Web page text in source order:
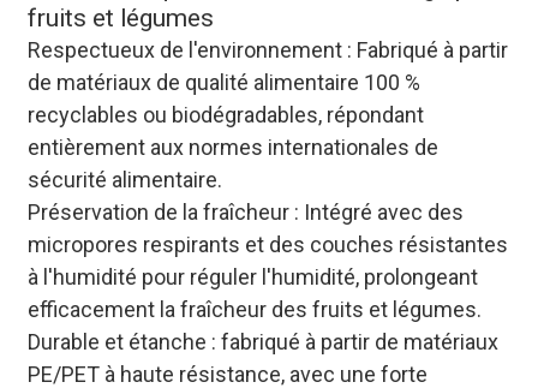
fruits et légumes
Respectueux de l'environnement : Fabriqué à partir
de matériaux de qualité alimentaire 100 %
recyclables ou biodégradables, répondant
entièrement aux normes internationales de
sécurité alimentaire.
Préservation de la fraîcheur : Intégré avec des
micropores respirants et des couches résistantes
à l'humidité pour réguler l'humidité, prolongeant
efficacement la fraîcheur des fruits et légumes.
Durable et étanche : fabriqué à partir de matériaux
PE/PET à haute résistance, avec une forte